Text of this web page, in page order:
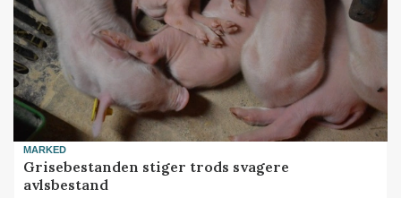
MARKED
Grisebestanden stiger trods svagere
avlsbestand